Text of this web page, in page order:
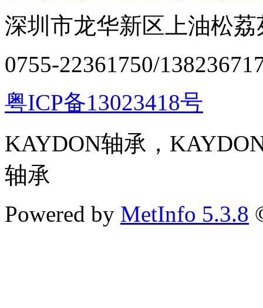
深圳市龙华新区上油松
0755-22361750/
粤ICP备13023418号
KAYDON轴承，
轴承
Powered by MetInfo 5.3.8